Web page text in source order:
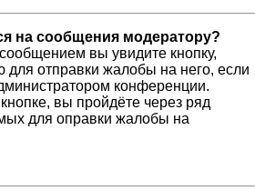
на сообщения модератору?
вы увидите кнопку,
для отправки жалобы на него, если
конференции.
вы пройдёте через ряд
для оправки жалобы на